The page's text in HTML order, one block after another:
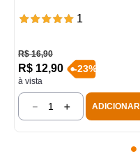
1
R$ 16,90
R$ 12,90
à vista
-23%
＋
－ ADICIONAR